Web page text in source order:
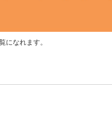
になれます。